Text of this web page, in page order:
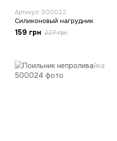
Артикул: 500022
Силиконовый нагрудник
159 грн 227 грн